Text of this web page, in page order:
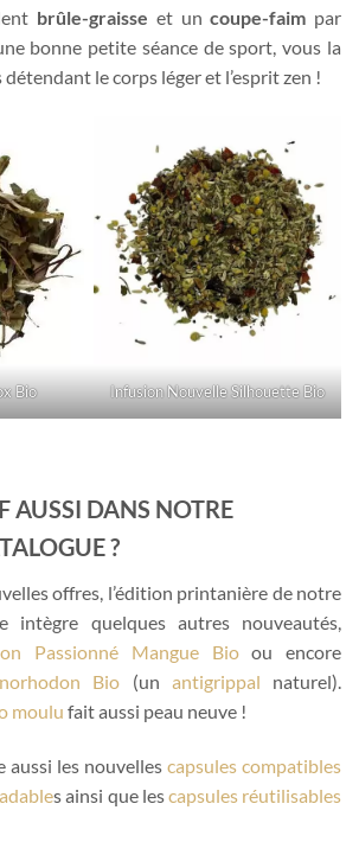
brûle-graisse et uncoupe-faim par
bonne petite séance de sport, vous la
le corps léger et l’esprit zen !
Bio Infusion Nouvelle Silhouette Bio
AUSSI DANS NOTRE
?
offres, l’édition printanière de notre
intègre quelques autres nouveautés,
Passionné Mangue Bioou encore
Bio (un antigrippal naturel).
moulu fait aussi peau neuve !
aussi les nouvelles capsules compatibles
s ainsi que lescapsules réutilisables